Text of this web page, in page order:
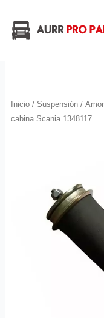
contenido
Inicio/ Suspensión/
cabina Scania 1348117